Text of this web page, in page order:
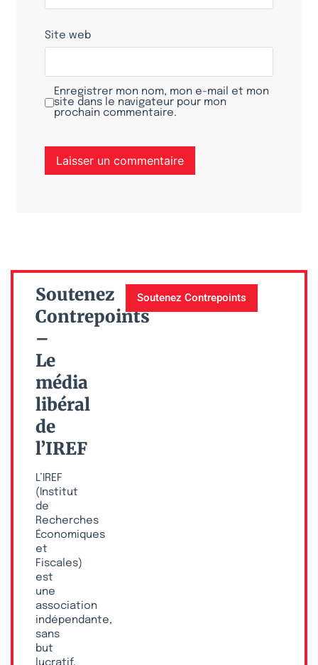
Site web
Enregistrer mon nom, mon e-mail et mon
site dans le navigateur pour mon
prochain commentaire.
Soutenez
Contrepoints
–
Le
média
libéral
de
l’IREF
L’IREF
(Institut
de
Recherches
Économiques
et
Fiscales)
est
une
association
indépendante,
sans
but
Soutenez Contrepoints